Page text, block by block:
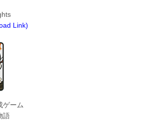
Link)
ゲーム
語